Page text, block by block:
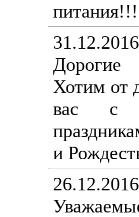
питания!!!
31.12.2016
Хотим от
вас с
и
26.12.2016